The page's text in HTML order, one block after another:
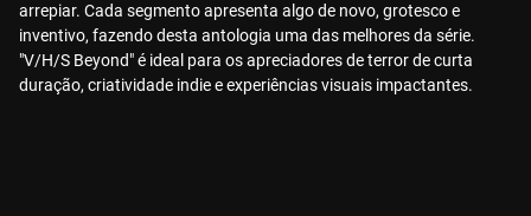
arrepiar. Cada segmento apresenta algo de novo, grotesco e
inventivo, fazendo desta antologia uma das melhores da série.
"V/H/S Beyond" é ideal para os apreciadores de terror de curta
duração, criatividade indie e experiências visuais impactantes.